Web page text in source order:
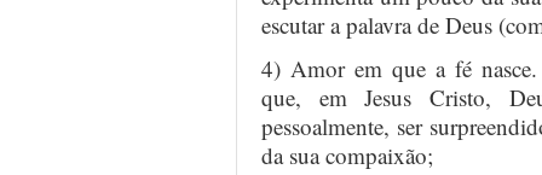
escutar a palavra de Deus
4) Amor em que a fé
que, em Jesus Cristo,
pessoalmente, ser
da sua compaixão;